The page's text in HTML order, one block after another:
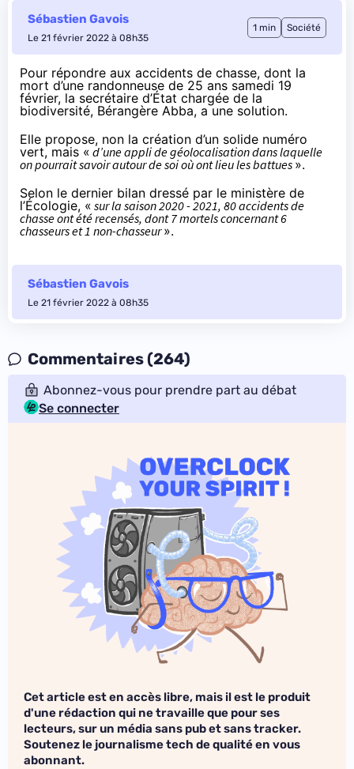
Sébastien Gavois
Le 21 février 2022 à 08h35
1 min Société
Pour répondre aux accidents de chasse, dont la
mort d’une randonneuse de 25 ans samedi 19
février, la secrétaire d’État chargée de la
biodiversité, Bérangère Abba, a une solution.
Elle propose, non la création d’un solide numéro
vert, mais « d’une appli de géolocalisation dans laquelle
on pourrait savoir autour de soi où ont lieu les battues ».
Selon le dernier bilan dressé par le ministère de
l’Écologie, « sur la saison 2020 - 2021, 80 accidents de
chasse ont été recensés, dont 7 mortels concernant 6
chasseurs et 1 non-chasseur».
Sébastien Gavois
Le 21 février 2022 à 08h35
Commentaires (264)
Abonnez-vous pour prendre part au débat
Se connecter
Cet article est en accès libre, mais il est le produit
d'une rédaction qui ne travaille que pour ses
lecteurs, sur un média sans pub et sans tracker.
Soutenez le journalisme tech de qualité en vous
abonnant.